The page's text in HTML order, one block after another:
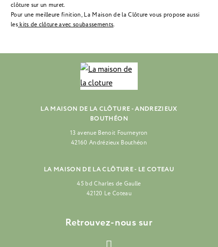
clôture sur un muret.
Pour une meilleure finition, La Maison de la Clôture vous propose aussi
leskits de clôture avec soubassements.
LA MAISON DE LA CLÔTURE - ANDREZIEUX
BOUTHÉON
13 avenue Benoit Fourneyron
42160 Andrézieux Bouthéon
LA MAISON DE LA CLÔTURE - LE COTEAU
45 bd Charles de Gaulle
42120 Le Coteau
Retrouvez-nous sur